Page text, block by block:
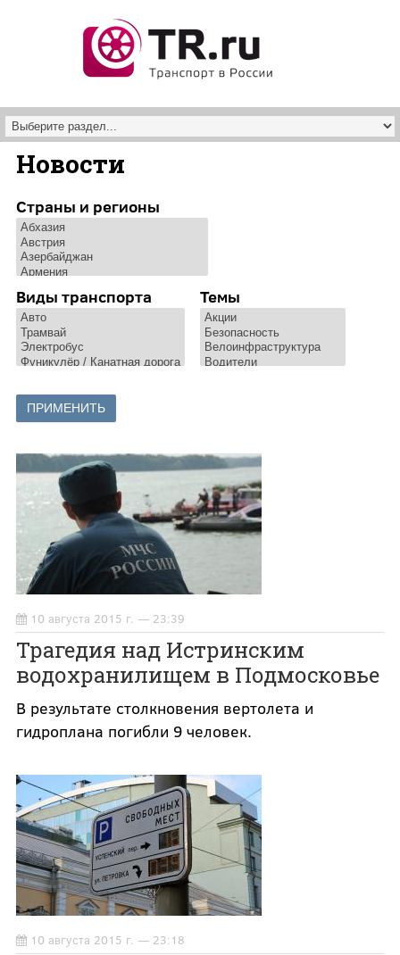
Новости
Страны и регионы
Виды транспорта Темы
10 августа 2015 г. — 23:39
Трагедия над Истринским
водохранилищем в Подмосковье
В результате столкновения вертолета и
гидроплана погибли 9 человек.
10 августа 2015 г. — 23:18